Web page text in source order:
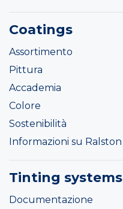
Coatings
Assortimento
Pittura
Accademia
Colore
Sostenibilità
Informazioni su Ralston
Tinting systems
Documentazione